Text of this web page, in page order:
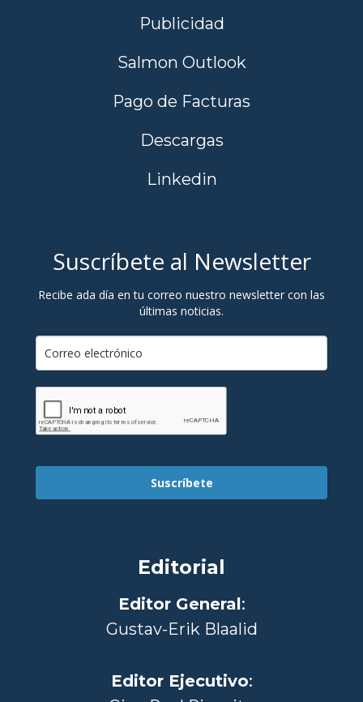
Publicidad
Salmon Outlook
Pago de Facturas
Descargas
Linkedin
Suscríbete al Newsletter
Recibe ada día en tu correo nuestro newsletter con las
últimas noticias.
Suscríbete
Editorial
Editor General:
Gustav-Erik Blaalid
Editor Ejecutivo: